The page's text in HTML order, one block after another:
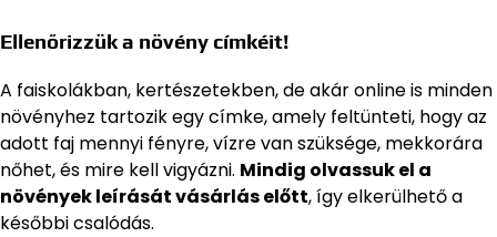
Ellenőrizzük a növény címkéit!
A faiskolákban, kertészetekben, de akár online is minden
növényhez tartozik egy címke, amely feltünteti, hogy az
adott faj mennyi fényre, vízre van szüksége, mekkorára
nőhet, és mire kell vigyázni. Mindig olvassuk el a
növények leírását vásárlás előtt, így elkerülhető a
későbbi csalódás.